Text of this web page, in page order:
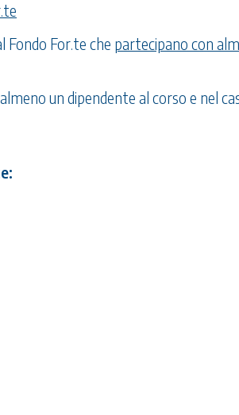
Fondo For.te che partecipano con
un dipendente al corso e nel